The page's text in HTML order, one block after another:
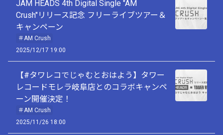
JAM HEADS 4th Digital Single "AM
Crush"リリース記念 フリーライブツアー＆
キャンペーン
＃AM Crush
2025/12/17 19:00
【#タワレコでじゃむとおはよう】タワー
レコードモレラ岐阜店とのコラボキャンペ
ーン開催決定！
＃AM Crush
2025/11/26 18:00